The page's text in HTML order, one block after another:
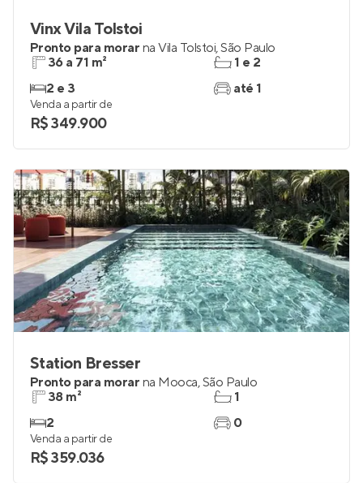
Vinx Vila Tolstoi
Pronto para morar na Vila Tolstoi,São Paulo
36 a 71 m²
2 e 3
1 e 2
até 1
Venda a partir de
R$ 349.900
Station Bresser
Pronto para morar na Mooca,São Paulo
38 m²
2
1
0
Venda a partir de
R$ 359.036